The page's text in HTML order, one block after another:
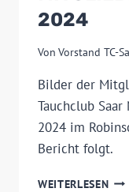
2024
Von Vorstand TC-
Bilder der
Tauchclub
2024 im
Bericht folgt.
WEITERLESEN